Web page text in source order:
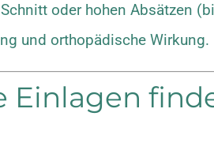
oder hohen Absätzen
und orthopädische Wirkung.
Einlagen